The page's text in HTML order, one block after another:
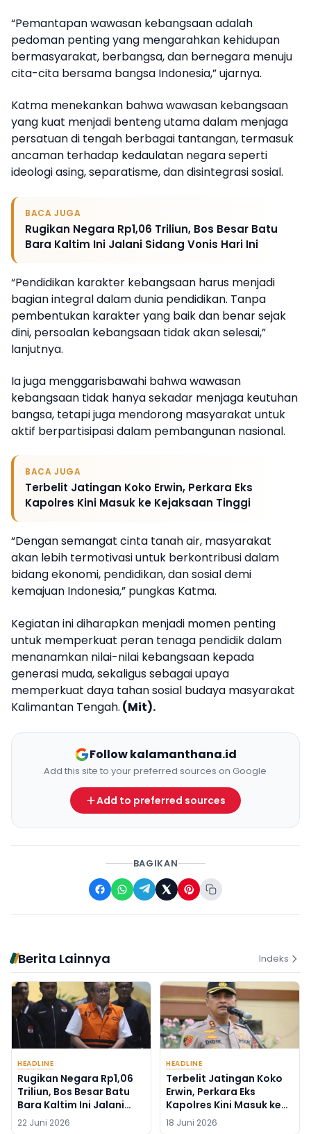
“Pemantapan wawasan kebangsaan adalah
pedoman penting yang mengarahkan kehidupan
bermasyarakat, berbangsa, dan bernegara menuju
cita-cita bersama bangsa Indonesia,” ujarnya.
Katma menekankan bahwa wawasan kebangsaan
yang kuat menjadi benteng utama dalam menjaga
persatuan di tengah berbagai tantangan, termasuk
ancaman terhadap kedaulatan negara seperti
ideologi asing, separatisme, dan disintegrasi sosial.
BACA JUGA
Rugikan Negara Rp1,06 Triliun, Bos Besar Batu
Bara Kaltim Ini Jalani Sidang Vonis Hari Ini
“Pendidikan karakter kebangsaan harus menjadi
bagian integral dalam dunia pendidikan. Tanpa
pembentukan karakter yang baik dan benar sejak
dini, persoalan kebangsaan tidak akan selesai,”
lanjutnya.
Ia juga menggarisbawahi bahwa wawasan
kebangsaan tidak hanya sekadar menjaga keutuhan
bangsa, tetapi juga mendorong masyarakat untuk
aktif berpartisipasi dalam pembangunan nasional.
BACA JUGA
Terbelit Jatingan Koko Erwin, Perkara Eks
Kapolres Kini Masuk ke Kejaksaan Tinggi
“Dengan semangat cinta tanah air, masyarakat
akan lebih termotivasi untuk berkontribusi dalam
bidang ekonomi, pendidikan, dan sosial demi
kemajuan Indonesia,” pungkas Katma.
Kegiatan ini diharapkan menjadi momen penting
untuk memperkuat peran tenaga pendidik dalam
menanamkan nilai-nilai kebangsaan kepada
generasi muda, sekaligus sebagai upaya
memperkuat daya tahan sosial budaya masyarakat
Kalimantan Tengah. (Mit).
Follow kalamanthana.id
Add this site to your preferred sources on Google
Add to preferred sources
BAGIKAN
Berita Lainnya Indeks
HEADLINE
Rugikan Negara Rp1,06
Triliun, Bos Besar Batu
Bara Kaltim Ini Jalani
Sidang Vonis Hari Ini
22 Juni 2026
HEADLINE
Terbelit Jatingan Koko
Erwin, Perkara Eks
Kapolres Kini Masuk ke
Kejaksaan Tinggi
18 Juni 2026